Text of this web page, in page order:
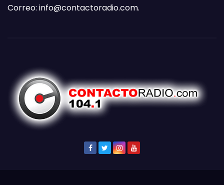
Correo: info@contactoradio.com.